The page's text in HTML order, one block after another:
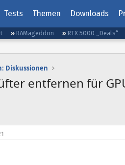
Tests Themen Downloads
RAMageddon RTX 5000 „Deals“
Diskussionen
entfernen für